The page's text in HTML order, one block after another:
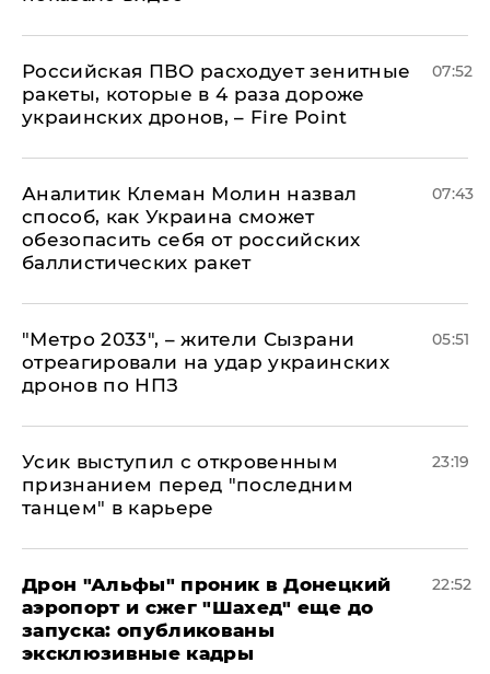
Российская ПВО расходует зенитные
ракеты, которые в 4 раза дороже
украинских дронов, – Fire Point
07:52
Аналитик Клеман Молин назвал
способ, как Украина сможет
обезопасить себя от российских
баллистических ракет
07:43
"Метро 2033", – жители Сызрани
отреагировали на удар украинских
дронов по НПЗ
05:51
Усик выступил с откровенным
признанием перед "последним
танцем" в карьере
23:19
Дрон "Альфы" проник в Донецкий
аэропорт и сжег "Шахед" еще до
запуска: опубликованы
эксклюзивные кадры
22:52